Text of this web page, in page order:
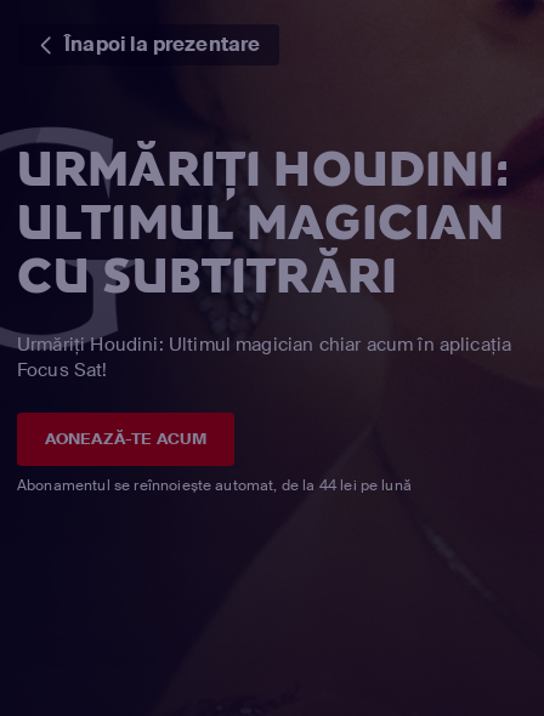
Înapoi la prezentare
URMĂRIȚI HOUDINI:
ULTIMUL MAGICIAN
CU SUBTITRĂRI
Urmăriți Houdini: Ultimul magician chiar acum în aplicația
Focus Sat!
AONEAZĂ-TE ACUM
Abonamentul se reînnoiește automat, de la 44 lei pe lună